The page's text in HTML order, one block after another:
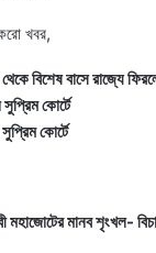
খবর,
বিশেষ বাসে রাজ্যে
কোর্টে
কোর্টে
মহাজোটের মানব শৃংখল-